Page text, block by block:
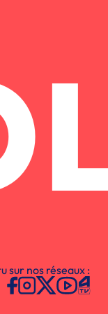
sur nos réseaux :